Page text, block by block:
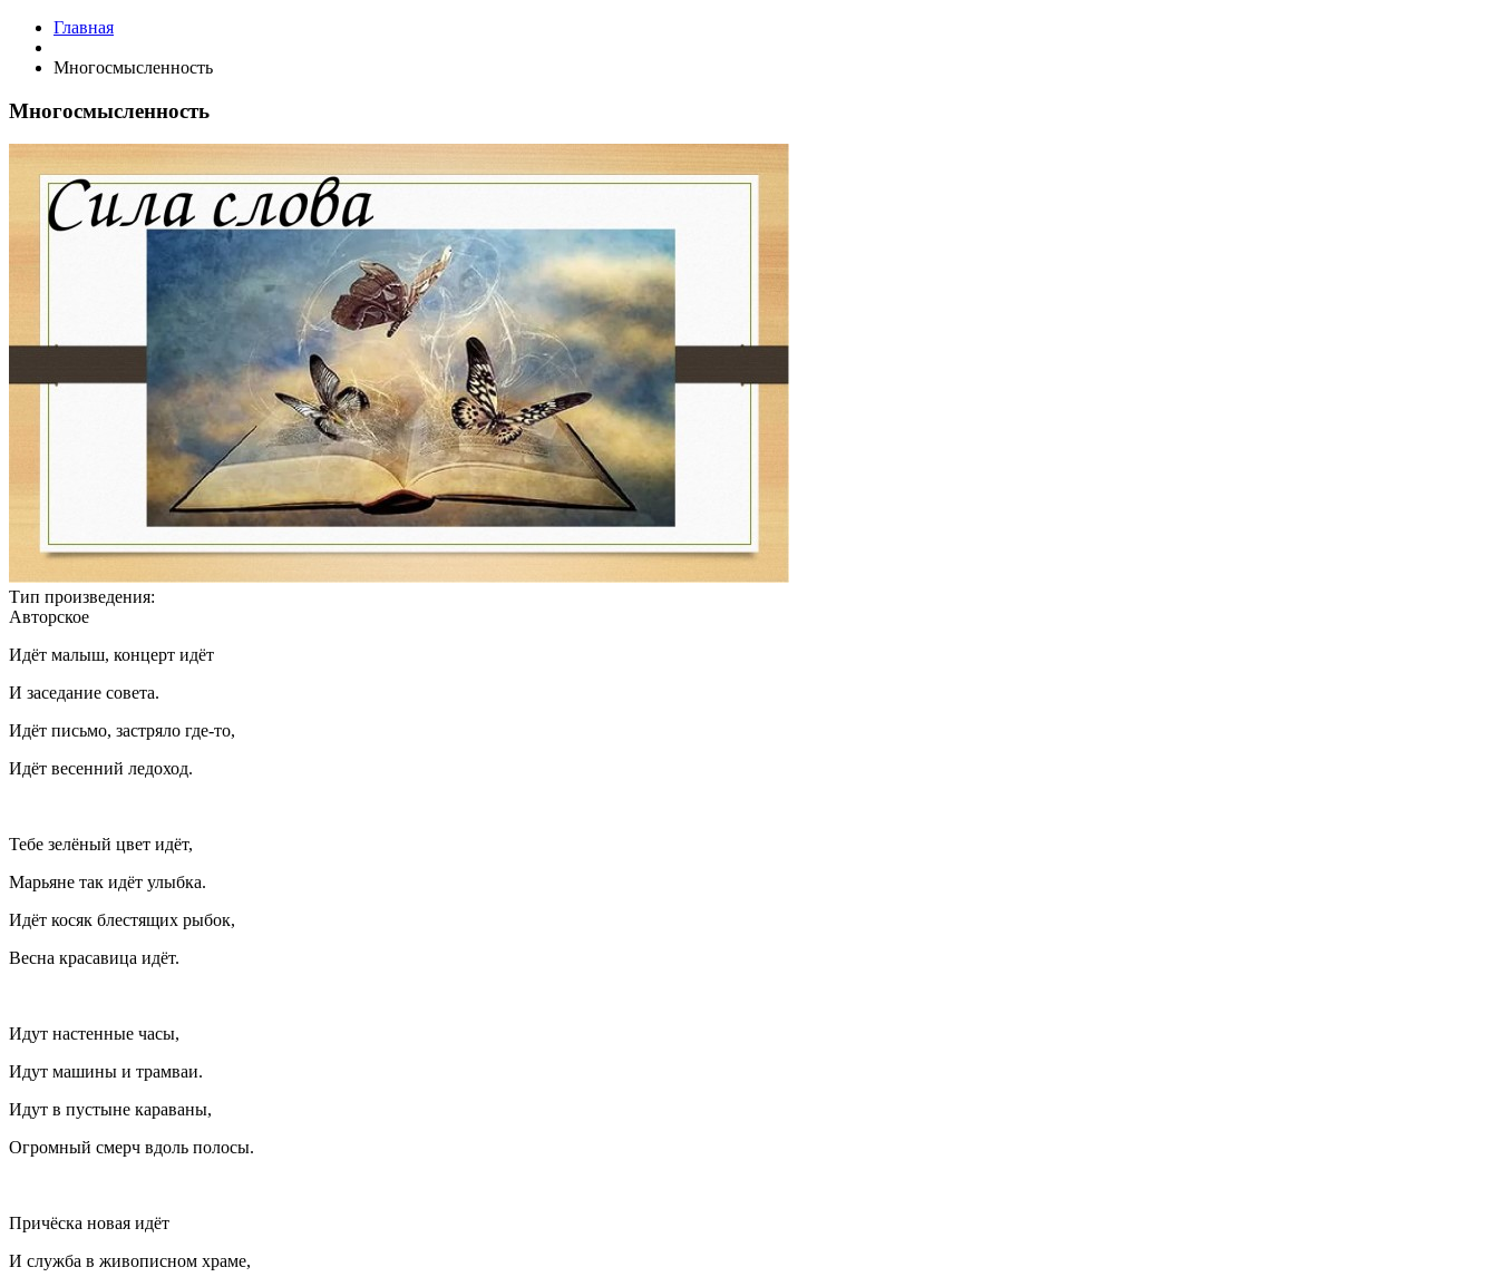
Главная
Многосмысленность
Многосмысленность
Тип произведения:
Авторское
Идёт малыш, концерт идёт
И заседание совета.
Идёт письмо, застряло где-то,
Идёт весенний ледоход.
Тебе зелёный цвет идёт,
Марьяне так идёт улыбка.
Идёт косяк блестящих рыбок,
Весна красавица идёт.
Идут настенные часы,
Идут машины и трамваи.
Идут в пустыне караваны,
Огромный смерч вдоль полосы.
Причёска новая идёт
И служба в живописном храме,